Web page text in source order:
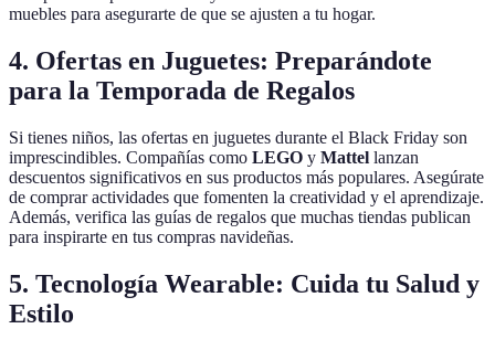
muebles para asegurarte de que se ajusten a tu hogar.
4. Ofertas en Juguetes: Preparándote
para la Temporada de Regalos
Si tienes niños, las ofertas en juguetes durante el Black Friday son
imprescindibles. Compañías como LEGO y Mattel lanzan
descuentos significativos en sus productos más populares. Asegúrate
de comprar actividades que fomenten la creatividad y el aprendizaje.
Además, verifica las guías de regalos que muchas tiendas publican
para inspirarte en tus compras navideñas.
5. Tecnología Wearable: Cuida tu Salud y
Estilo